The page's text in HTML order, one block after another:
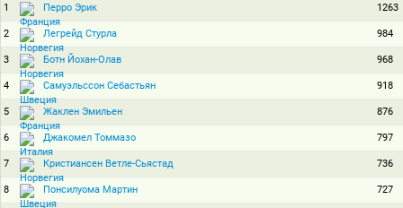
1 Перро Эрик 1263
2 Легрейд Стурла 984
3 Ботн Йохан-Олав 968
4 Самуэльссон Себастьян 918
5 Жаклен Эмильен 876
6 Джакомел Томмазо 797
7 Кристиансен Ветле-Сьястад 736
8 Понсилуома Мартин 727